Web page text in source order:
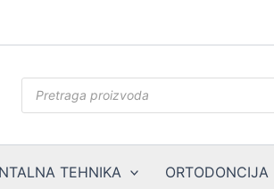
search
TEHNIKA ORTODONCIJA